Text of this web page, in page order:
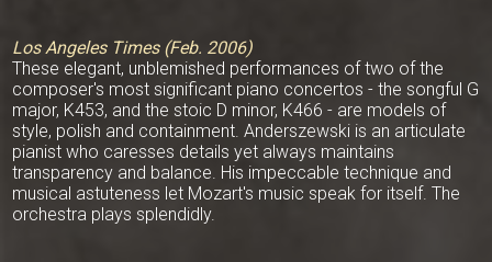
Los Angeles Times (Feb. 2006)
These elegant, unblemished performances of two of the
composer's most significant piano concertos - the songful G
major, K453, and the stoic D minor, K466 - are models of
style, polish and containment. Anderszewski is an articulate
pianist who caresses details yet always maintains
transparency and balance. His impeccable technique and
musical astuteness let Mozart's music speak for itself. The
orchestra plays splendidly.